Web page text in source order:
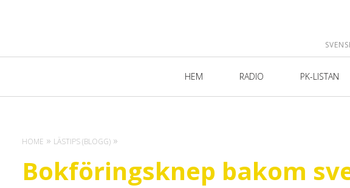
HEM RADIO PK-LISTAN
HOME LÄSTIPS (BLOGG)
Bokföringsknep bakom